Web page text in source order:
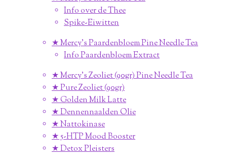
Info over de Thee
Spike-Eiwitten
★ Mercy's Paardenbloem Pine Needle Tea
Info Paardenbloem Extract
★ Mercy's Zeoliet (90gr) Pine Needle Tea
★ Pure Zeoliet (90gr)
★ Golden Milk Latte
★ Dennennaalden Olie
★ Nattokinase
★ 5-HTP Mood Booster
★ Detox Pleisters